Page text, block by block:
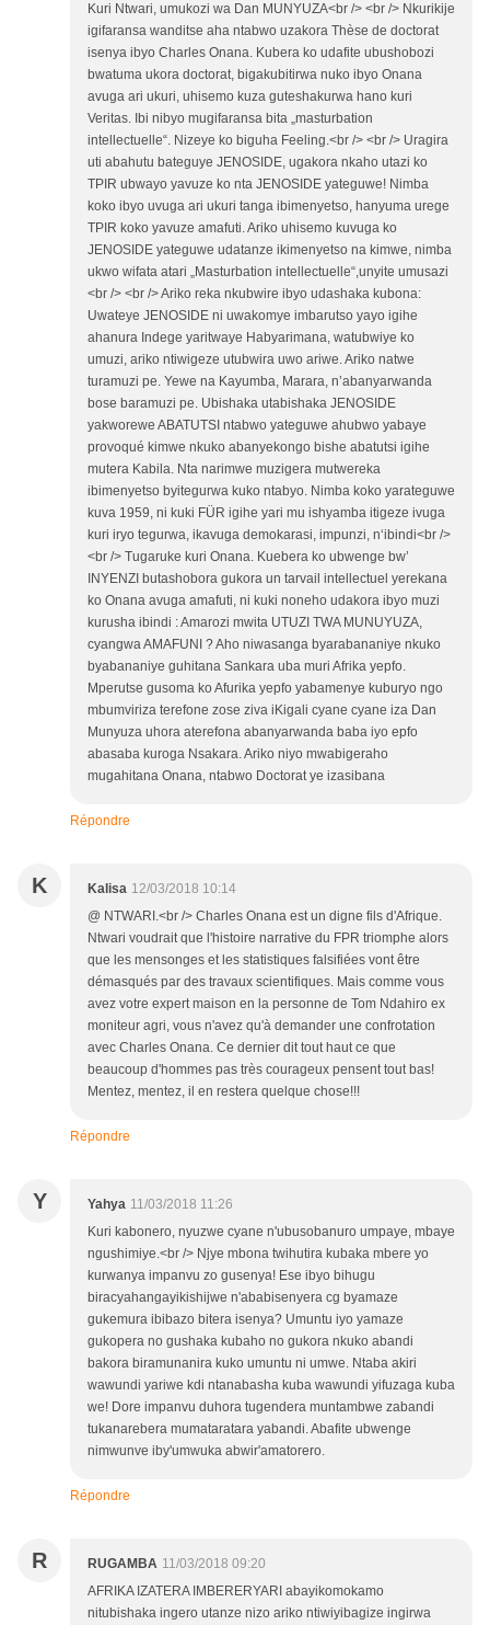
Kuri Ntwari, umukozi wa Dan MUNYUZA<br /> <br /> Nkurikije
igifaransa wanditse aha ntabwo uzakora Thèse de doctorat
isenya ibyo Charles Onana. Kubera ko udafite ubushobozi
bwatuma ukora doctorat, bigakubitirwa nuko ibyo Onana
avuga ari ukuri, uhisemo kuza guteshakurwa hano kuri
Veritas. Ibi nibyo mugifaransa bita „masturbation
intellectuelle“. Nizeye ko biguha Feeling.<br /> <br /> Uragira
uti abahutu bateguye JENOSIDE, ugakora nkaho utazi ko
TPIR ubwayo yavuze ko nta JENOSIDE yateguwe! Nimba
koko ibyo uvuga ari ukuri tanga ibimenyetso, hanyuma urege
TPIR koko yavuze amafuti. Ariko uhisemo kuvuga ko
JENOSIDE yateguwe udatanze ikimenyetso na kimwe, nimba
ukwo wifata atari „Masturbation intellectuelle“,unyite umusazi
<br /> <br /> Ariko reka nkubwire ibyo udashaka kubona:
Uwateye JENOSIDE ni uwakomye imbarutso yayo igihe
ahanura Indege yaritwaye Habyarimana, watubwiye ko
umuzi, ariko ntiwigeze utubwira uwo ariwe. Ariko natwe
turamuzi pe. Yewe na Kayumba, Marara, n’abanyarwanda
bose baramuzi pe. Ubishaka utabishaka JENOSIDE
yakworewe ABATUTSI ntabwo yateguwe ahubwo yabaye
provoqué kimwe nkuko abanyekongo bishe abatutsi igihe
mutera Kabila. Nta narimwe muzigera mutwereka
ibimenyetso byitegurwa kuko ntabyo. Nimba koko yarateguwe
kuva 1959, ni kuki FÜR igihe yari mu ishyamba itigeze ivuga
kuri iryo tegurwa, ikavuga demokarasi, impunzi, n‘ibindi<br />
<br /> Tugaruke kuri Onana. Kuebera ko ubwenge bw’
INYENZI butashobora gukora un tarvail intellectuel yerekana
ko Onana avuga amafuti, ni kuki noneho udakora ibyo muzi
kurusha ibindi : Amarozi mwita UTUZI TWA MUNUYUZA,
cyangwa AMAFUNI ? Aho niwasanga byarabananiye nkuko
byabananiye guhitana Sankara uba muri Afrika yepfo.
Mperutse gusoma ko Afurika yepfo yabamenye kuburyo ngo
mbumviriza terefone zose ziva iKigali cyane cyane iza Dan
Munyuza uhora aterefona abanyarwanda baba iyo epfo
abasaba kuroga Nsakara. Ariko niyo mwabigeraho
mugahitana Onana, ntabwo Doctorat ye izasibana
Répondre
K Kalisa 12/03/2018 10:14
@ NTWARI.<br /> Charles Onana est un digne fils d'Afrique.
Ntwari voudrait que l'histoire narrative du FPR triomphe alors
que les mensonges et les statistiques falsifiées vont être
démasqués par des travaux scientifiques. Mais comme vous
avez votre expert maison en la personne de Tom Ndahiro ex
moniteur agri, vous n'avez qu'à demander une confrotation
avec Charles Onana. Ce dernier dit tout haut ce que
beaucoup d'hommes pas très courageux pensent tout bas!
Mentez, mentez, il en restera quelque chose!!!
Répondre
Y Yahya 11/03/2018 11:26
Kuri kabonero, nyuzwe cyane n'ubusobanuro umpaye, mbaye
ngushimiye.<br /> Njye mbona twihutira kubaka mbere yo
kurwanya impanvu zo gusenya! Ese ibyo bihugu
biracyahangayikishijwe n'ababisenyera cg byamaze
gukemura ibibazo bitera isenya? Umuntu iyo yamaze
gukopera no gushaka kubaho no gukora nkuko abandi
bakora biramunanira kuko umuntu ni umwe. Ntaba akiri
wawundi yariwe kdi ntanabasha kuba wawundi yifuzaga kuba
we! Dore impanvu duhora tugendera muntambwe zabandi
tukanarebera mumataratara yabandi. Abafite ubwenge
nimwunve iby'umwuka abwir'amatorero.
Répondre
R RUGAMBA 11/03/2018 09:20
AFRIKA IZATERA IMBERERYARI abayikomokamo
nitubishaka ingero utanze nizo ariko ntiwiyibagize ingirwa